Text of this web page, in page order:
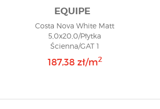
EQUIPE
Costa Nova White Matt
5,0x20,0/Płytka
Ścienna/GAT 1
187,38 zł/m2